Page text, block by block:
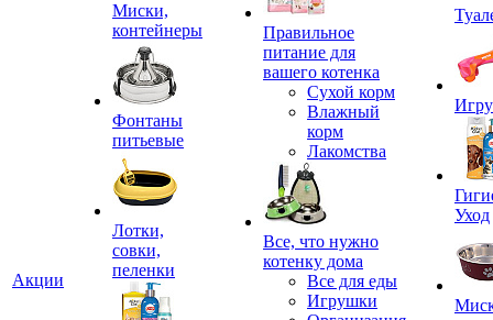
Акции
Миски,
контейнеры
Фонтаны
питьевые
Лотки,
совки,
пеленки
Правильное
питание для
вашего котенка
Сухой корм
Влажный
корм
Лакомства
Все, что нужно
котенку дома
Все для еды
Игрушки
Уход